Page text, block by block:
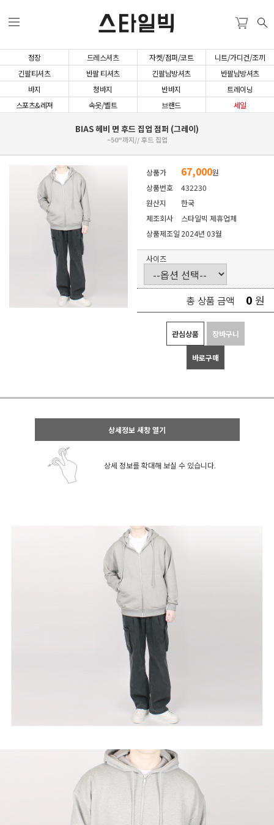
스타일빅
정장 드레스셔츠 자켓/점퍼/코트
니트/가디건/조끼
긴팔티셔츠
반팔 티셔츠 긴팔남방셔츠
반팔남방셔츠
바지
청바지 반바지
트레이닝
스포츠&레져
속옷/벨트 브랜드 세일
BIAS 헤비 면 후드 집업 점퍼 (그레이)
~50"까지// 후드 집업
상품가 67,000원
상품번호
432230
원산지
한국
제조회사
스타일빅 제휴업체
상품제조일 2024년 03월
사이즈
총 상품 금액 0 원
관심상품 장바구니
바로구매
상세정보 새창 열기
상세 정보를 확대해 보실 수 있습니다.